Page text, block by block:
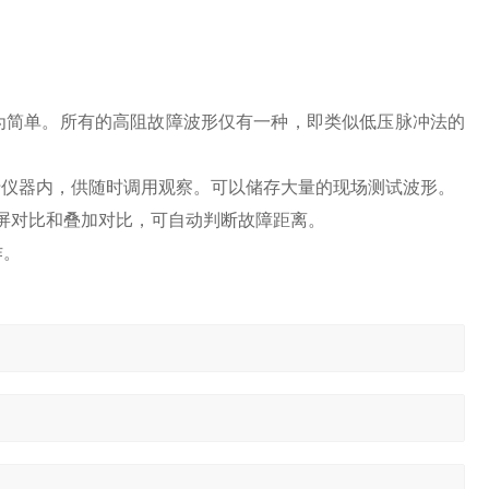
单。所有的高阻故障波形仅有一种，即类似低压脉冲法的
器内，供随时调用观察。可以储存大量的现场测试波形。
比和叠加对比，可自动判断故障距离。